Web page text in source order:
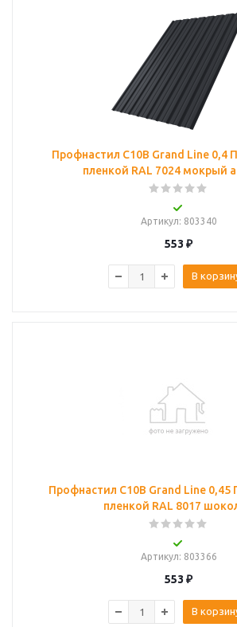
Профнастил С10B Grand Line 0,4
пленкой RAL 7024 мокрый
Артикул: 803340
553 ₽
В
Профнастил С10B Grand Line
пленкой RAL 8017
Артикул: 803366
553 ₽
В